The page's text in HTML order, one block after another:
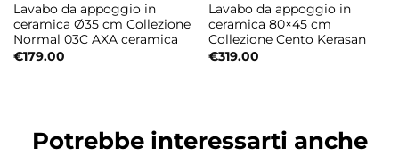
Design contemporaneo firmato
Alessandro Paolelli
La collezione Oke si distingue per linee
minimalisti.
Lavabo da appoggio in
ceramica Ø35 cm Collezione
Normal 03C AXA ceramica
€179.00
Lavabo da appoggio in
ceramica 80×45 cm
Collezione Cento Kerasan
€319.00
Potrebbe interessarti anche